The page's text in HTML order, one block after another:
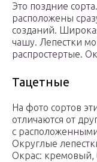
Это поздние
расположены
созданий.
чашу. Лепестки
распростертые.
Тацетные
На фото сортов
отличаются от
с
Округлые
Окрас: